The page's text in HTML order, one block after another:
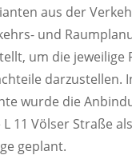
aus der
und
um die jeweilige
darzustellen.
wurde die
11 Völser Straße als
geplant.